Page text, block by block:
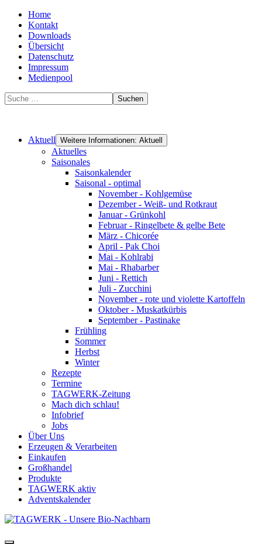
Home
Kontakt
Downloads
Übersicht
Datenschutz
Impressum
Medienpool
Suchen
Aktuell Weitere Informationen: Aktuell
Aktuelles
Saisonales
Saisonkalender
Saisonal - optimal
November - Kohlgemüse
Dezember - Weiß- und Rotkraut
Januar - Grünkohl
Februar - Ringelbete & gelbe Bete
März - Chicorée
April - Pak Choi
Mai - Kohlrabi
Mai - Rhabarber
Juni - Rettich
Juli - Zucchini
November - rote und violette Kartoffeln
Oktober - Muskatkürbis
September - Pastinake
Frühling
Sommer
Herbst
Winter
Rezepte
Termine
TAGWERK-Zeitung
Mach dich schlau!
Infobrief
Jobs
Über Uns
Erzeugen & Verarbeiten
Einkaufen
Großhandel
Produkte
TAGWERK aktiv
Adventskalender